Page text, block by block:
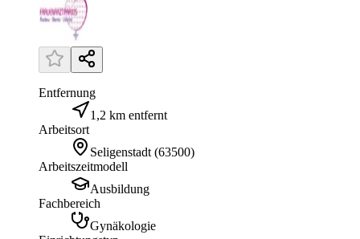
Entfernung
1,2 km entfernt
Arbeitsort
Seligenstadt (63500)
Arbeitszeitmodell
Ausbildung
Fachbereich
Gynäkologie